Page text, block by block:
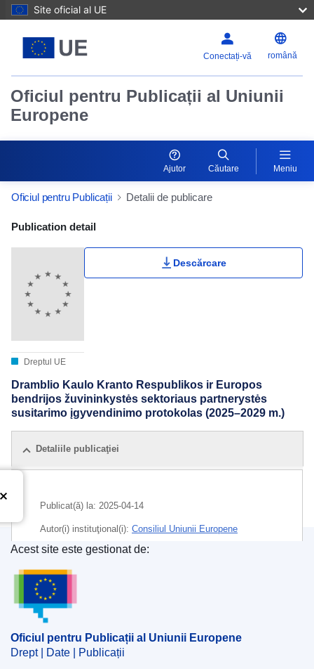
Site oficial al UE
Conectați-vă română
Oficiul pentru Publicații al Uniunii
Europene
Ajutor Căutare Meniu
Oficiul pentru Publicații Detalii de publicare
Publication Detail Actions Portlet
Publication detail
Dreptul UE
Descărcare
Dramblio Kaulo Kranto Respublikos ir Europos
bendrijos žuvininkystės sektoriaus partnerystės
susitarimo įgyvendinimo protokolas (2025–2029 m.)
Detaliile publicaţiei
Publicat(ă) la: 2025-04-14
Autor(i) instituţional(i): Consiliul Uniunii Europene
IMMC : ST 7042 2025 INIT
Oficiul pentru Publicații al Uniunii Europene
Acest site este gestionat de:
Oficiul pentru Publicații al Uniunii Europene
Drept | Date | Publicații